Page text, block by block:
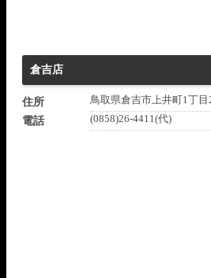
倉吉店
住所
鳥取県倉吉市上井町1丁目
電話
(0858)26-4411(代)